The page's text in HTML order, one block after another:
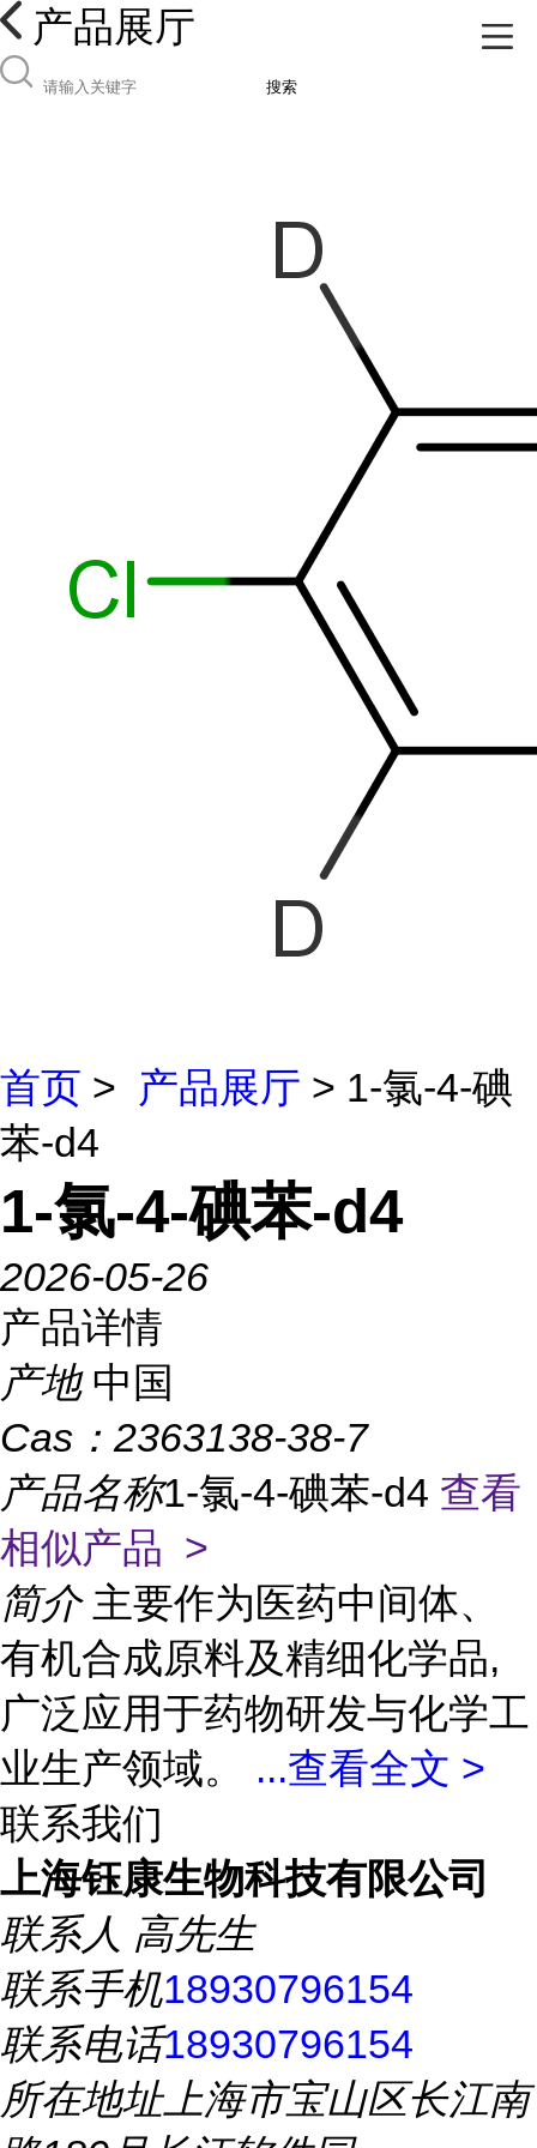
产品展厅
搜索
首页 > 产品展厅 > 1-氯-4-碘
苯-d4
1-氯-4-碘苯-d4
2026-05-26
产品详情
产地 中国
Cas： 2363138-38-7
产品名称1-氯-4-碘苯-d4 查看
相似产品 >
简介 主要作为医药中间体、
有机合成原料及精细化学品,
广泛应用于药物研发与化学工
业生产领域。 ...查看全文 >
联系我们
上海钰康生物科技有限公司
联系人 高先生
联系手机18930796154
联系电话18930796154
所在地址上海市宝山区长江南